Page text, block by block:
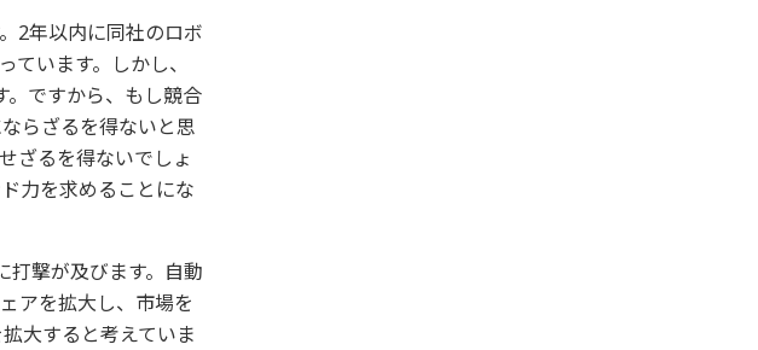
2年以内に同社のロボ
います。しかし、
。ですから、もし競合
らざるを得ないと思
ざるを得ないでしょ
力を求めることにな
打撃が及びます。自動
アを拡大し、市場を
大すると考えていま